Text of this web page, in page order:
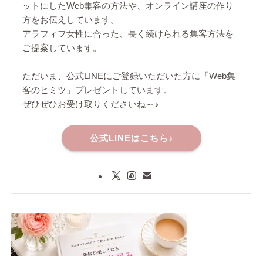
ットにしたWeb集客の方法や、オンライン講座の作り
方をお伝えしています。
アラフィフ女性に合った、長く続けられる集客方法を
ご提案しています。
ただいま、公式LINEにご登録いただいた方に「Web集
客のヒミツ」プレゼントしています。
ぜひぜひお受け取りくださいね～♪
公式LINEはこちら♪